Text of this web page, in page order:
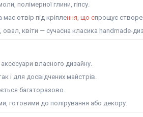
полімерної глини, гіпсу.
отвір під кріплення, що спрощує
овал, квіти — сучасна класика handmade-
власного дизайну.
і для досвідчених майстрів.
багаторазово.
готовими до полірування або декору.